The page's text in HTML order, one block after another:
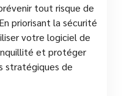
tout risque de
priorisant la sécurité
votre logiciel de
et protéger
stratégiques de